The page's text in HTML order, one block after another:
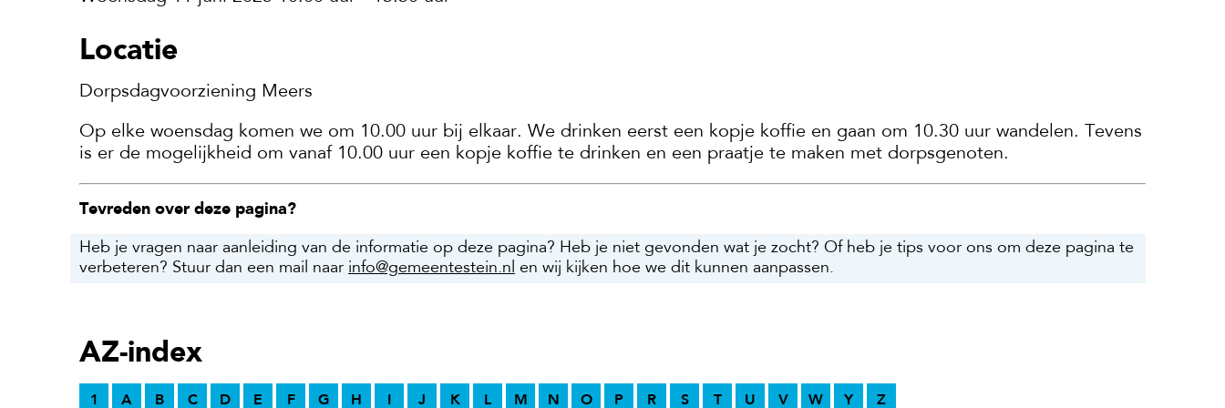
Locatie
Dorpsdagvoorziening Meers
Op elke woensdag komen we om 10.00 uur bij elkaar. We drinken eerst een kopje koffie en gaan om 10.30 uur wandelen. Tevens
is er de mogelijkheid om vanaf 10.00 uur een kopje koffie te drinken en een praatje te maken met dorpsgenoten.
Tevreden over deze pagina?
Heb je vragen naar aanleiding van de informatie op deze pagina? Heb je niet gevonden wat je zocht? Of heb je tips voor ons om deze pagina te
verbeteren? Stuur dan een mail naar info@gemeentestein.nl en wij kijken hoe we dit kunnen aanpassen.
AZ-index
1 A B C D E F G H I J K L M N O P R S T U V W Y Z